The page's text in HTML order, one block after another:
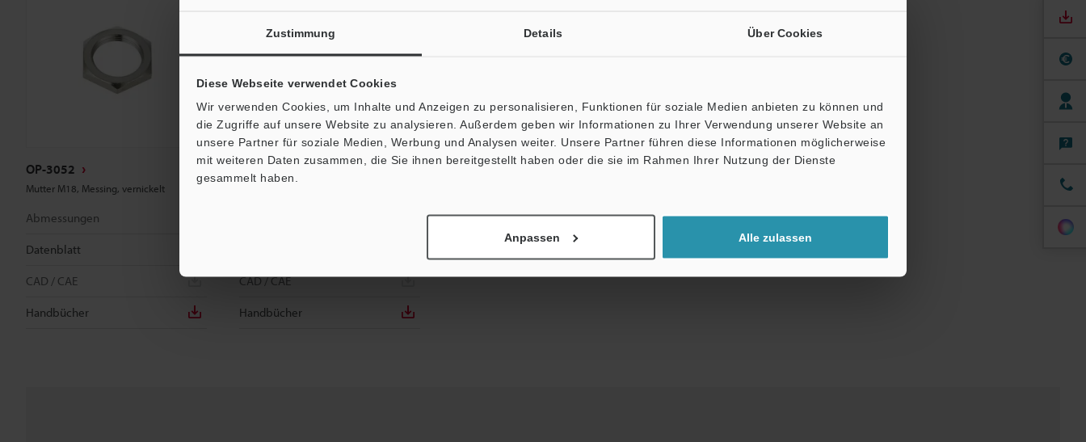
Zustimmung Details Über Cookies
Diese Webseite verwendet Cookies
Wir verwenden Cookies, um Inhalte und Anzeigen zu personalisieren, Funktionen für soziale Medien anbieten zu können und
die Zugriffe auf unsere Website zu analysieren. Außerdem geben wir Informationen zu Ihrer Verwendung unserer Website an
unsere Partner für soziale Medien, Werbung und Analysen weiter. Unsere Partner führen diese Informationen möglicherweise
mit weiteren Daten zusammen, die Sie ihnen bereitgestellt haben oder die sie im Rahmen Ihrer Nutzung der Dienste
gesammelt haben.
Anpassen Alle zulassen
OP-3052
Mutter M18, Messing, vernickelt
Abmessungen
Datenblatt
CAD / CAE
Handbücher
OP-3053
CAD / CAE
Handbücher